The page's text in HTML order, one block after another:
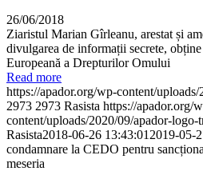
26/06/2018
Ziaristul Marian Gîrleanu, arestat și
divulgarea de informații secrete,
Europeană a Drepturilor Omului
Read more
https://apador.org/wp-content/
2973 2973 Rasista https://apador.org/
content/uploads/2020/09/apador-
Rasista2018-06-26 13:43:01 2019-05-
condamnare la CEDO pentru
meseria